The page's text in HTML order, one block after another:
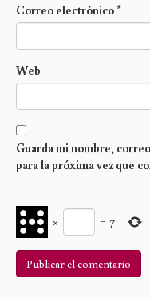
Correo electrónico*
Web
Guarda mi nombre,
para la próxima vez que
× = 7